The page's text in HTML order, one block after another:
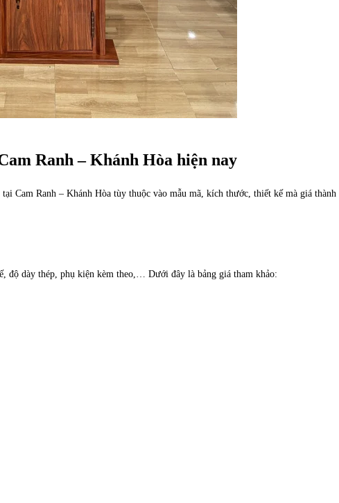
Ranh – Khánh Hòa hiện nay
Cam Ranh – Khánh Hòa tùy thuộc vào mẫu mã, kích thước, thiết kế mà giá thành
độ dày thép, phụ kiện kèm theo,… Dưới đây là bảng giá tham khảo: